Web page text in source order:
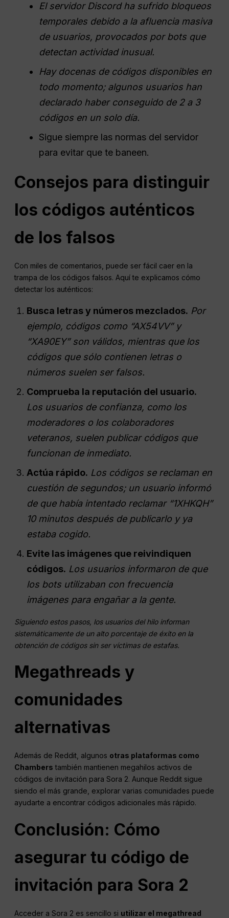
El servidor Discord ha sufrido bloqueos
temporales debido a la afluencia masiva
de usuarios, provocados por bots que
detectan actividad inusual.
Hay docenas de códigos disponibles en
todo momento; algunos usuarios han
declarado haber conseguido de 2 a 3
códigos en un solo día.
Sigue siempre las normas del servidor
para evitar que te baneen.
Consejos para distinguir
los códigos auténticos
de los falsos
Con miles de comentarios, puede ser fácil caer en la
trampa de los códigos falsos. Aquí te explicamos cómo
detectar los auténticos:
Busca letras y números mezclados. Por
ejemplo, códigos como “AX54VV” y
“XA90EY” son válidos, mientras que los
códigos que sólo contienen letras o
números suelen ser falsos.
Comprueba la reputación del usuario.
Los usuarios de confianza, como los
moderadores o los colaboradores
veteranos, suelen publicar códigos que
funcionan de inmediato.
Actúa rápido. Los códigos se reclaman en
cuestión de segundos; un usuario informó
de que había intentado reclamar “1XHKQH”
10 minutos después de publicarlo y ya
estaba cogido.
Evite las imágenes que reivindiquen
códigos. Los usuarios informaron de que
los bots utilizaban con frecuencia
imágenes para engañar a la gente.
Siguiendo estos pasos, los usuarios del hilo informan
sistemáticamente de un alto porcentaje de éxito en la
obtención de códigos sin ser víctimas de estafas.
Megathreads y
comunidades
alternativas
Además de Reddit, algunos otras plataformas como
Chambers también mantienen megahilos activos de
códigos de invitación para Sora 2. Aunque Reddit sigue
siendo el más grande, explorar varias comunidades puede
ayudarte a encontrar códigos adicionales más rápido.
Conclusión: Cómo
asegurar tu código de
invitación para Sora 2
Acceder a Sora 2 es sencillo si utilizar el megathread